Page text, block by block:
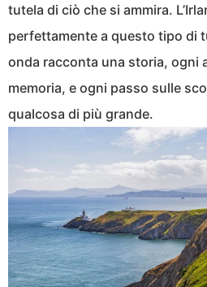
tutela di ciò che si ammira.
perfettamente a questo tipo di
onda racconta una storia, ogni
memoria, e ogni passo sulle
qualcosa di più grande.